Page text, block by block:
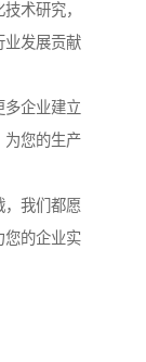
术研究，
业发展贡献
多企业建立
为您的生产
，我们都愿
您的企业实